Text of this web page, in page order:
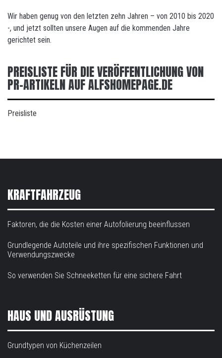
Wir haben genug von den letzten zehn Jahren – von 2010 bis 2020
-, und jetzt sollten unsere Augen auf die kommenden Jahre
gerichtet sein.
PREISLISTE FÜR DIE VERÖFFENTLICHUNG VON
PR-ARTIKELN AUF ALFSHOMEPAGE.DE
Preisliste
KRAFTFAHRZEUG
Faktoren, die die Kosten einer Autofolierung beeinflussen
Grundlegende Autoteile und ihre spezifischen Funktionen und
Verwendungszwecke
So verwenden Sie Schneeketten für eine sichere Fahrt
HAUS UND AUSRÜSTUNG
Grundtypen von Küchenzeilen